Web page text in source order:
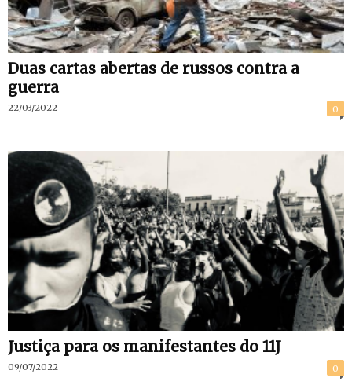
Duas cartas abertas de russos contra a
guerra
22/03/2022 0
Justiça para os manifestantes do 11J
09/07/2022 0